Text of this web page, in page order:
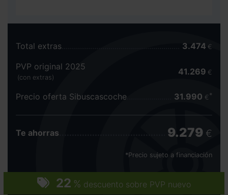
22 % descuento sobre PVP nuevo
Total extras 3.474 €
PVP original 2025
(con extras)
41.269 €
Precio oferta Sibuscascoche 31.990 €
Te ahorras 9.279 €
*Precio sujeto a financiación